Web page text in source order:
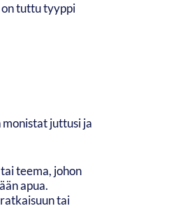
on tuttu tyyppi
juttusi ja
teema, johon
apua.
tai